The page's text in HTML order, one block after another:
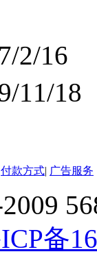
2/16
11/18
付款方式| 广告服务
备